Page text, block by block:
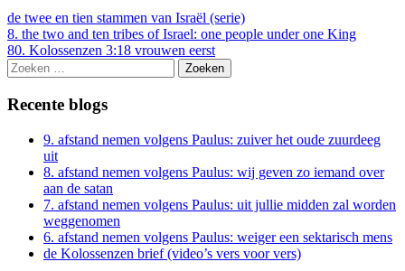
de twee en tien stammen van Israël (serie)
Berichtnavigatie
8. the two and ten tribes of Israel: one people under one King
80. Kolossenzen 3:18 vrouwen eerst
Zoeken
naar:
Recente blogs
9. afstand nemen volgens Paulus: zuiver het oude zuurdeeg
uit
8. afstand nemen volgens Paulus: wij geven zo iemand over
aan de satan
7. afstand nemen volgens Paulus: uit jullie midden zal worden
weggenomen
6. afstand nemen volgens Paulus: weiger een sektarisch mens
de Kolossenzen brief (video’s vers voor vers)